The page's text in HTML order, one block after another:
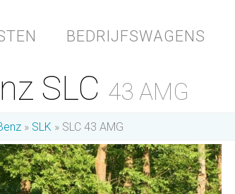
BEDRIJFSWAGENS
SLC 43 AMG
SLK SLC 43 AMG